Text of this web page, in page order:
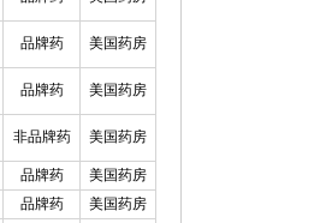
品牌药 美国药房
品牌药 美国药房
非品牌药 美国药房
品牌药
美国药房
品牌药
美国药房